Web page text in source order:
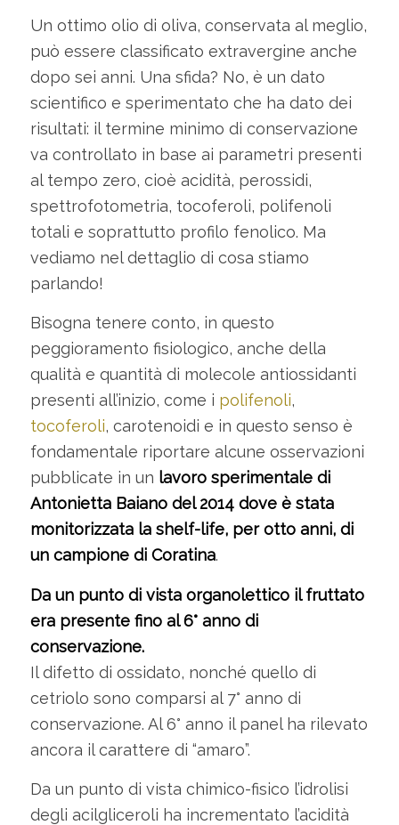
Un ottimo olio di oliva, conservata al meglio,
può essere classificato extravergine anche
dopo sei anni. Una sfida? No, è un dato
scientifico e sperimentato che ha dato dei
risultati: il termine minimo di conservazione
va controllato in base ai parametri presenti
al tempo zero, cioè acidità, perossidi,
spettrofotometria, tocoferoli, polifenoli
totali e soprattutto profilo fenolico. Ma
vediamo nel dettaglio di cosa stiamo
parlando!
Bisogna tenere conto, in questo
peggioramento fisiologico, anche della
qualità e quantità di molecole antiossidanti
presenti all’inizio, come i polifenoli,
tocoferoli, carotenoidi e in questo senso è
fondamentale riportare alcune osservazioni
pubblicate in un lavoro sperimentale di
Antonietta Baiano del 2014 dove è stata
monitorizzata la shelf-life, per otto anni, di
un campione di Coratina.
Da un punto di vista organolettico il fruttato
era presente fino al 6° anno di
conservazione.
Il difetto di ossidato, nonché quello di
cetriolo sono comparsi al 7° anno di
conservazione. Al 6° anno il panel ha rilevato
ancora il carattere di “amaro”.
Da un punto di vista chimico-fisico l’idrolisi
degli acilgliceroli ha incrementato l’acidità